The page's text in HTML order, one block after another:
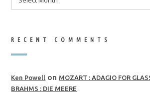
RECENT COMMENTS
Ken Powell on MOZART : ADAGIO FOR
BRAHMS : DIE MEERE